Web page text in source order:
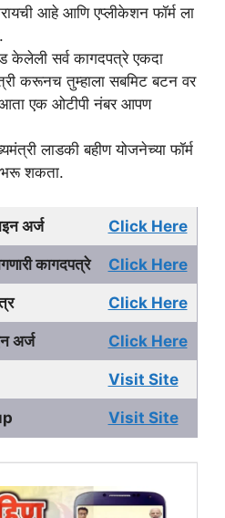
आहे आणि एप्लीकेशन फॉर्म ला
केलेली सर्व कागदपत्रे एकदा
करूनच तुम्हाला सबमिट बटन वर
एक ओटीपी नंबर आपण
लाडकी बहीण योजनेच्या फॉर्म
भरू शकता.
अर्ज Click Here
कागदपत्रे Click Here
Click Here
अर्ज Click Here
Visit Site
Visit Site